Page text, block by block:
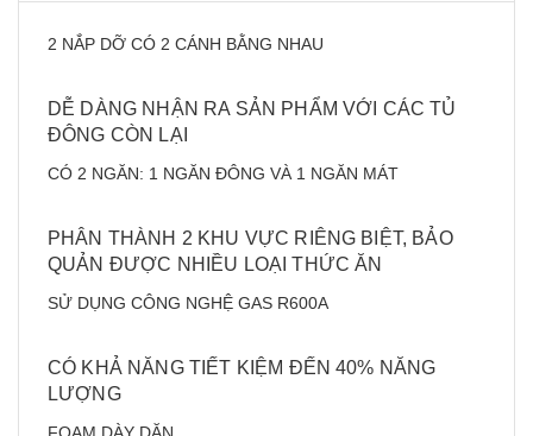
2 NẮP DỠ CÓ 2 CÁNH BẰNG NHAU
DỄ DÀNG NHẬN RA SẢN PHẨM VỚI CÁC TỦ
ĐÔNG CÒN LẠI
CÓ 2 NGĂN: 1 NGĂN ĐÔNG VÀ 1 NGĂN MÁT
PHÂN THÀNH 2 KHU VỰC RIÊNG BIỆT, BẢO
QUẢN ĐƯỢC NHIỀU LOẠI THỨC ĂN
SỬ DỤNG CÔNG NGHỆ GAS R600A
CÓ KHẢ NĂNG TIẾT KIỆM ĐẾN 40% NĂNG
LƯỢNG